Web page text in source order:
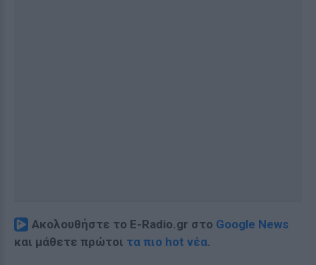
Ακολουθήστε το E-Radio.gr στο Google News
και μάθετε πρώτοι τα πιο hot νέα.